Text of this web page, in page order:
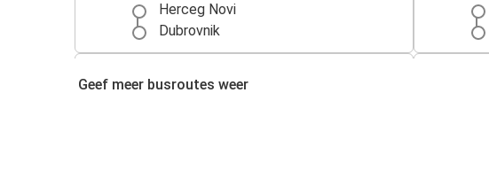
Herceg Novi
Dubrovnik
Geef meer busroutes weer